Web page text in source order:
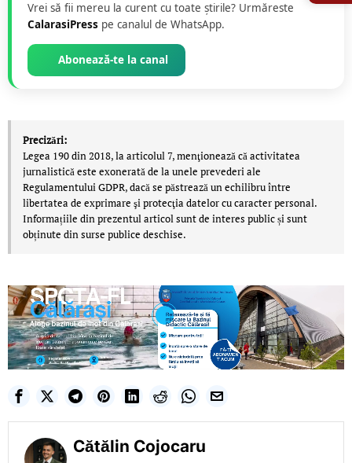
Vrei să fii mereu la curent cu toate știrile? Urmăreste
CalarasiPress pe canalul de WhatsApp.
Abonează-te la canal
Precizări:
Legea 190 din 2018, la articolul 7, menţionează că activitatea
jurnalistică este exonerată de la unele prevederi ale
Regulamentului GDPR, dacă se păstrează un echilibru între
libertatea de exprimare şi protecţia datelor cu caracter personal.
Informațiile din prezentul articol sunt de interes public și sunt
obținute din surse publice deschise.
Cătălin Cojocaru